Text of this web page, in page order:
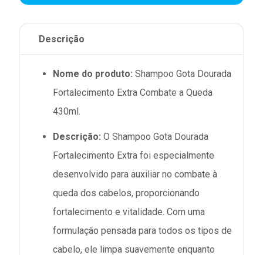
Descrição
Nome do produto: Shampoo Gota Dourada
Fortalecimento Extra Combate a Queda
430ml.
Descrição: O Shampoo Gota Dourada
Fortalecimento Extra foi especialmente
desenvolvido para auxiliar no combate à
queda dos cabelos, proporcionando
fortalecimento e vitalidade. Com uma
formulação pensada para todos os tipos de
cabelo, ele limpa suavemente enquanto